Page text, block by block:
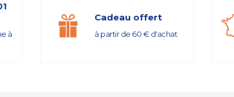
à
Cadeau offert
à partir de 60 € d'achat